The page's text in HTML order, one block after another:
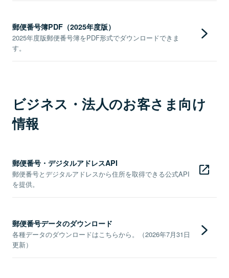
郵便番号簿PDF（2025年度版）
2025年度版郵便番号簿をPDF形式でダウンロードできま
す。
ビジネス・法人のお客さま向け
情報
郵便番号・デジタルアドレスAPI
郵便番号とデジタルアドレスから住所を取得できる公式API
を提供。
郵便番号データのダウンロード
各種データのダウンロードはこちらから。（2026年7月31日
更新）